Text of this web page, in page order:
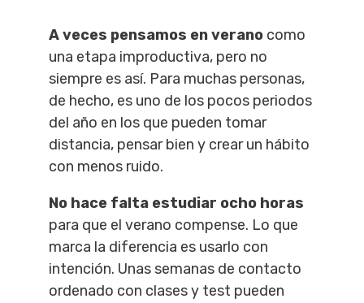
A veces pensamos en verano como
una etapa improductiva, pero no
siempre es así. Para muchas personas,
de hecho, es uno de los pocos periodos
del año en los que pueden tomar
distancia, pensar bien y crear un hábito
con menos ruido.
No hace falta estudiar ocho horas
para que el verano compense. Lo que
marca la diferencia es usarlo con
intención. Unas semanas de contacto
ordenado con clases y test pueden